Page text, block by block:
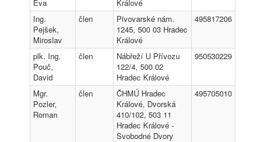
Eva
Králové
Ing.
Pejšek,
Miroslav
člen
Pivovarské nám.
1245, 500 03 Hradec
Králové
495817206
plk. Ing.
Pouč,
David
člen
Nábřeží U Přívozu
122/4, 500 02
Hradec Králové
950530229
Mgr.
Pozler,
Roman
člen
ČHMÚ Hradec
Králové, Dvorská
410/102, 503 11
Hradec Králové -
Svobodné Dvory
495705010